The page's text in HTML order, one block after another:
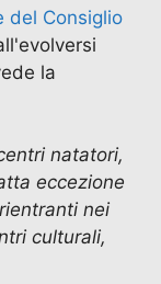
del Consiglio
la
natatori,
eccezione
nei
culturali,